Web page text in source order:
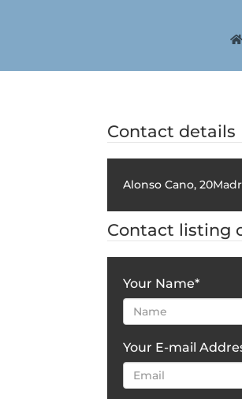
Contact details
Alonso Cano, 20
Contact listing
Your Name*
Your E-mail